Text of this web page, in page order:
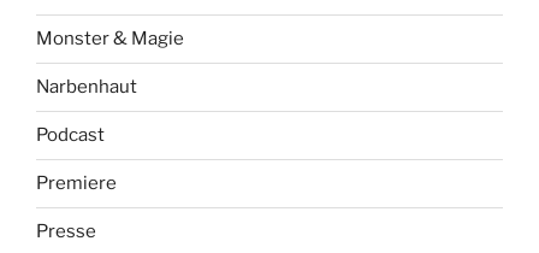
Monster & Magie
Narbenhaut
Podcast
Premiere
Presse